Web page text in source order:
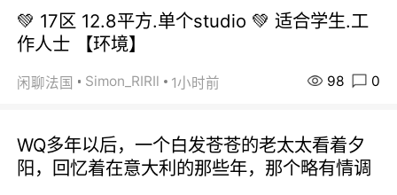
💚 17区 12.8平方.单个studio 💚 适合学生.工
作人士 【环境】
闲聊法国 Simon_RIRIl 1小时前 98 0
WQ多年以后，一个白发苍苍的老太太看着夕
阳，回忆着在意大利的那些年，那个略有情调